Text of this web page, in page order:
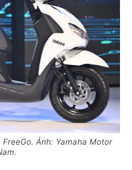
Ảnh: Yamaha Motor